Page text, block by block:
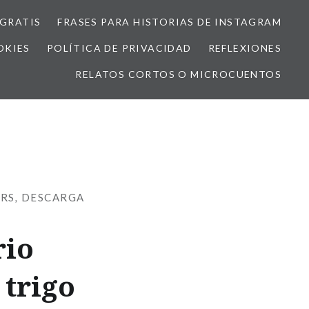
FRASES PARA HISTORIAS DE INSTAGRAM
POLÍTICA DE PRIVACIDAD REFLEXIONES
RELATOS CORTOS O MICROCUENTOS
, DESCARGA
trigo